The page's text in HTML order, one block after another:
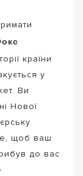
країни
у
Ви
Нової
щоб ваш
до вас